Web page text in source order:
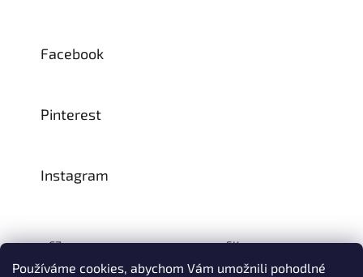
Používáme cookies, abychom Vám umožnili pohodlné
Facebook
Pinterest
Instagram
CZ: SK: